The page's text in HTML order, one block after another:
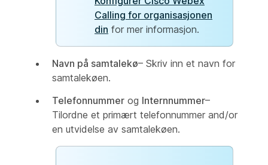
Calling for organisasjonen
din for mer informasjon.
Navn på samtalekø– Skriv inn et navn for
samtalekøen.
Telefonnummer og Internnummer–
Tilordne et primært telefonnummer and/or
en utvidelse av samtalekøen.